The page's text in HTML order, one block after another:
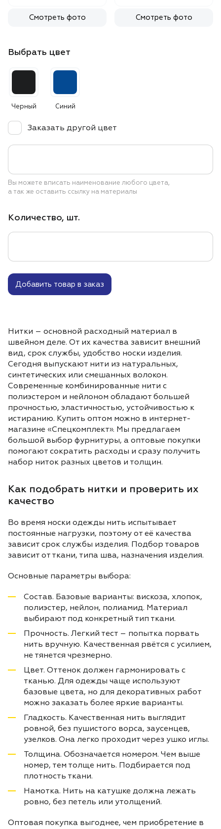
Смотреть фото Смотреть фото
Выбрать цвет
Черный Синий
Заказать другой цвет
Вы можете вписать наименование любого цвета,
а так же оставить ссылку на материалы
Количество, шт.
Добавить товар в заказ
Нитки – основной расходный материал в
швейном деле. От их качества зависит внешний
вид, срок службы, удобство носки изделия.
Сегодня выпускают нити из натуральных,
синтетических или смешанных волокон.
Современные комбинированные нити с
полиэстером и нейлоном обладают большей
прочностью, эластичностью, устойчивостью к
истиранию. Купить оптом можно в интернет-
магазине «Спецкомплект». Мы предлагаем
большой выбор фурнитуры, а оптовые покупки
помогают сократить расходы и сразу получить
набор ниток разных цветов и толщин.
Как подобрать нитки и проверить их
качество
Во время носки одежды нить испытывает
постоянные нагрузки, поэтому от её качества
зависит срок службы изделия. Подбор товаров
зависит от ткани, типа шва, назначения изделия.
Основные параметры выбора:
Состав. Базовые варианты: вискоза, хлопок,
полиэстер, нейлон, полиамид. Материал
выбирают под конкретный тип ткани.
Прочность. Легкий тест – попытка порвать
нить вручную. Качественная рвётся с усилием,
не тянется чрезмерно.
Цвет. Оттенок должен гармонировать с
тканью. Для одежды чаще используют
базовые цвета, но для декоративных работ
можно заказать более яркие варианты.
Гладкость. Качественная нить выглядит
ровной, без пушистого ворса, заусенцев,
узелков. Она легко проходит через ушко иглы.
Толщина. Обозначается номером. Чем выше
номер, тем толще нить. Подбирается под
плотность ткани.
Намотка. Нить на катушке должна лежать
ровно, без петель или утолщений.
Оптовая покупка выгоднее, чем приобретение в